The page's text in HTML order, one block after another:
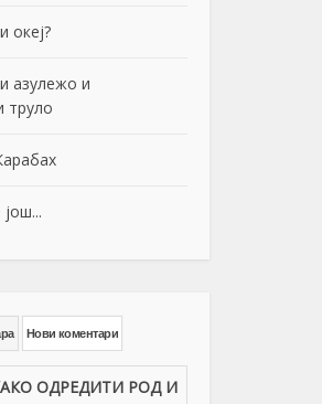
океј?
азулежо и
труло
Нови коментари
ОДРЕДИТИ РОД И